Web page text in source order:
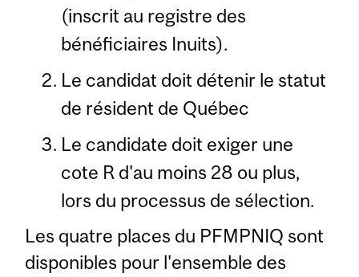
(inscrit au registre des
bénéficiaires Inuits).
Le candidat doit détenir le statut
de résident de Québec
Le candidate doit exiger une
cote R d'au moins 28 ou plus,
lors du processus de sélection.
Les quatre places du PFMPNIQ sont
disponibles pour l'ensemble des